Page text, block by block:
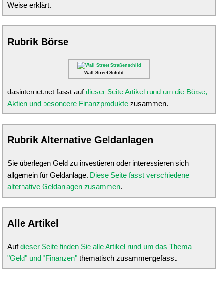
Weise erklärt.
Rubrik Börse
Wall Street Schild
dasinternet.net fasst aufdieser Seite Artikel rund um die Börse,
Aktien und besondere Finanzprodukte zusammen.
Rubrik Alternative Geldanlagen
Sie überlegen Geld zu investieren oder interessieren sich
allgemein für Geldanlage. Diese Seite fasst verschiedene
alternative Geldanlagen zusammen.
Alle Artikel
Aufdieser Seite finden Sie alle Artikel rund um das Thema
"Geld" und "Finanzen" thematisch zusammengefasst.